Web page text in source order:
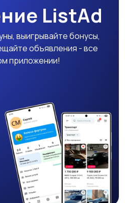
ListAd
выигрывайте бонусы,
объявления - все
приложении!